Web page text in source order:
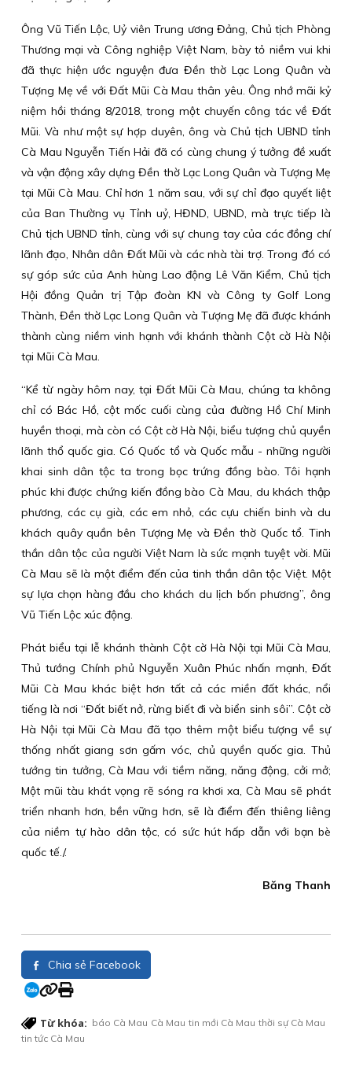
Ông Vũ Tiến Lộc, Uỷ viên Trung ương Đảng, Chủ tịch Phòng
Thương mại và Công nghiệp Việt Nam, bày tỏ niềm vui khi
đã thực hiện ước nguyện đưa Đền thờ Lạc Long Quân và
Tượng Mẹ về với Đất Mũi Cà Mau thân yêu. Ông nhớ mãi kỷ
niệm hồi tháng 8/2018, trong một chuyến công tác về Đất
Mũi. Và như một sự hợp duyên, ông và Chủ tịch UBND tỉnh
Cà Mau Nguyễn Tiến Hải đã có cùng chung ý tưởng đề xuất
và vận động xây dựng Đền thờ Lạc Long Quân và Tượng Mẹ
tại Mũi Cà Mau. Chỉ hơn 1 năm sau, với sự chỉ đạo quyết liệt
của Ban Thường vụ Tỉnh uỷ, HĐND, UBND, mà trực tiếp là
Chủ tịch UBND tỉnh, cùng với sự chung tay của các đồng chí
lãnh đạo, Nhân dân Đất Mũi và các nhà tài trợ. Trong đó có
sự góp sức của Anh hùng Lao động Lê Văn Kiểm, Chủ tịch
Hội đồng Quản trị Tập đoàn KN và Công ty Golf Long
Thành, Đền thờ Lạc Long Quân và Tượng Mẹ đã được khánh
thành cùng niềm vinh hạnh với khánh thành Cột cờ Hà Nội
tại Mũi Cà Mau.
“Kể từ ngày hôm nay, tại Đất Mũi Cà Mau, chúng ta không
chỉ có Bác Hồ, cột mốc cuối cùng của đường Hồ Chí Minh
huyền thoại, mà còn có Cột cờ Hà Nội, biểu tượng chủ quyền
lãnh thổ quốc gia. Có Quốc tổ và Quốc mẫu - những người
khai sinh dân tộc ta trong bọc trứng đồng bào. Tôi hạnh
phúc khi được chứng kiến đồng bào Cà Mau, du khách thập
phương, các cụ già, các em nhỏ, các cựu chiến binh và du
khách quây quần bên Tượng Mẹ và Đền thờ Quốc tổ. Tinh
thần dân tộc của người Việt Nam là sức mạnh tuyệt vời. Mũi
Cà Mau sẽ là một điểm đến của tinh thần dân tộc Việt. Một
sự lựa chọn hàng đầu cho khách du lịch bốn phương”, ông
Vũ Tiến Lộc xúc động.
Phát biểu tại lễ khánh thành Cột cờ Hà Nội tại Mũi Cà Mau,
Thủ tướng Chính phủ Nguyễn Xuân Phúc nhấn mạnh, Đất
Mũi Cà Mau khác biệt hơn tất cả các miền đất khác, nổi
tiếng là nơi “Đất biết nở, rừng biết đi và biển sinh sôi”. Cột cờ
Hà Nội tại Mũi Cà Mau đã tạo thêm một biểu tượng về sự
thống nhất giang sơn gấm vóc, chủ quyền quốc gia. Thủ
tướng tin tưởng, Cà Mau với tiềm năng, năng động, cởi mở;
Một mũi tàu khát vọng rẽ sóng ra khơi xa, Cà Mau sẽ phát
triển nhanh hơn, bền vững hơn, sẽ là điểm đến thiêng liêng
của niềm tự hào dân tộc, có sức hút hấp dẫn với bạn bè
quốc tế./.
Băng Thanh
Chia sẻ Facebook
Từ khóa: báo Cà Mau Cà Mau tin mới Cà Mau thời sự Cà Mau
tin tức Cà Mau